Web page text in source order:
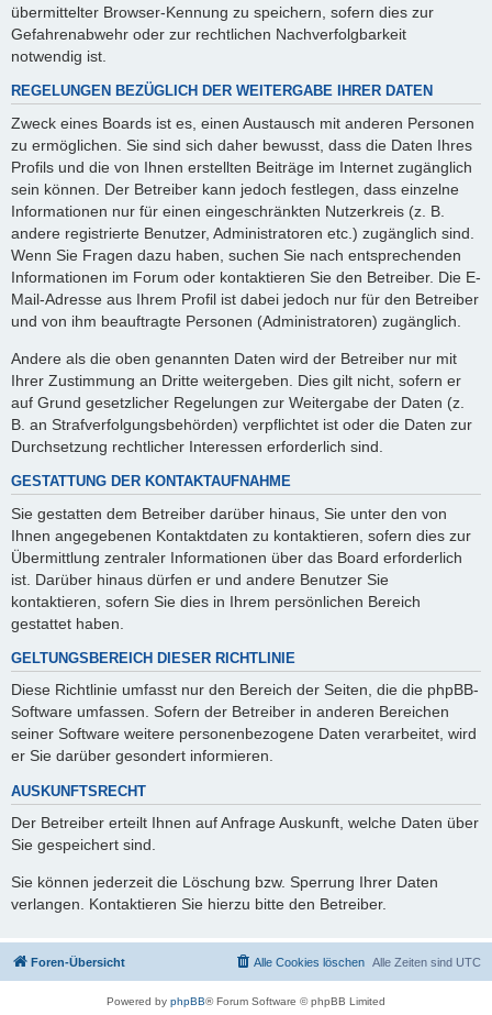
übermittelter Browser-Kennung zu speichern, sofern dies zur
Gefahrenabwehr oder zur rechtlichen Nachverfolgbarkeit
notwendig ist.
REGELUNGEN BEZÜGLICH DER WEITERGABE IHRER DATEN
Zweck eines Boards ist es, einen Austausch mit anderen Personen
zu ermöglichen. Sie sind sich daher bewusst, dass die Daten Ihres
Profils und die von Ihnen erstellten Beiträge im Internet zugänglich
sein können. Der Betreiber kann jedoch festlegen, dass einzelne
Informationen nur für einen eingeschränkten Nutzerkreis (z. B.
andere registrierte Benutzer, Administratoren etc.) zugänglich sind.
Wenn Sie Fragen dazu haben, suchen Sie nach entsprechenden
Informationen im Forum oder kontaktieren Sie den Betreiber. Die E-
Mail-Adresse aus Ihrem Profil ist dabei jedoch nur für den Betreiber
und von ihm beauftragte Personen (Administratoren) zugänglich.
Andere als die oben genannten Daten wird der Betreiber nur mit
Ihrer Zustimmung an Dritte weitergeben. Dies gilt nicht, sofern er
auf Grund gesetzlicher Regelungen zur Weitergabe der Daten (z.
B. an Strafverfolgungsbehörden) verpflichtet ist oder die Daten zur
Durchsetzung rechtlicher Interessen erforderlich sind.
GESTATTUNG DER KONTAKTAUFNAHME
Sie gestatten dem Betreiber darüber hinaus, Sie unter den von
Ihnen angegebenen Kontaktdaten zu kontaktieren, sofern dies zur
Übermittlung zentraler Informationen über das Board erforderlich
ist. Darüber hinaus dürfen er und andere Benutzer Sie
kontaktieren, sofern Sie dies in Ihrem persönlichen Bereich
gestattet haben.
GELTUNGSBEREICH DIESER RICHTLINIE
Diese Richtlinie umfasst nur den Bereich der Seiten, die die phpBB-
Software umfassen. Sofern der Betreiber in anderen Bereichen
seiner Software weitere personenbezogene Daten verarbeitet, wird
er Sie darüber gesondert informieren.
AUSKUNFTSRECHT
Der Betreiber erteilt Ihnen auf Anfrage Auskunft, welche Daten über
Sie gespeichert sind.
Sie können jederzeit die Löschung bzw. Sperrung Ihrer Daten
verlangen. Kontaktieren Sie hierzu bitte den Betreiber.
Foren-Übersicht Alle Zeiten sind UTC
Alle Cookies löschen
Powered by phpBB® Forum Software © phpBB Limited